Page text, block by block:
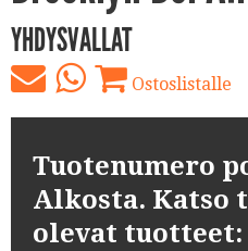
YHDYSVALLAT
Ostoslistalle
Tuotenumero
Alkosta. Katso
olevat tuotteet: